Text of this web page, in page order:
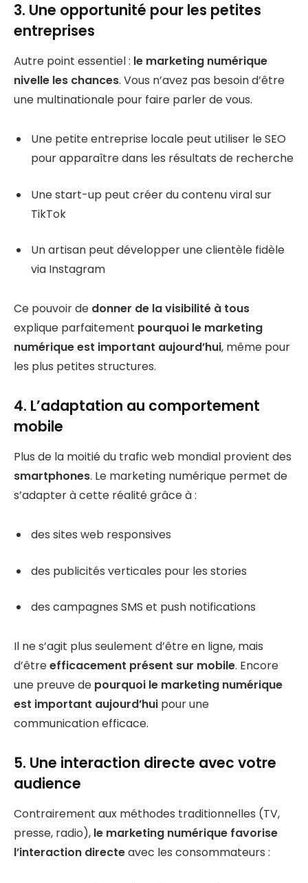
3. Une opportunité pour les petites
entreprises
Autre point essentiel : le marketing numérique
nivelle les chances. Vous n’avez pas besoin d’être
une multinationale pour faire parler de vous.
Une petite entreprise locale peut utiliser le SEO
pour apparaître dans les résultats de recherche
Une start-up peut créer du contenu viral sur
TikTok
Un artisan peut développer une clientèle fidèle
via Instagram
Ce pouvoir de donner de la visibilité à tous
explique parfaitement pourquoi le marketing
numérique est important aujourd’hui, même pour
les plus petites structures.
4. L’adaptation au comportement
mobile
Plus de la moitié du trafic web mondial provient des
smartphones. Le marketing numérique permet de
s’adapter à cette réalité grâce à :
des sites web responsives
des publicités verticales pour les stories
des campagnes SMS et push notifications
Il ne s’agit plus seulement d’être en ligne, mais
d’êtreefficacement présent sur mobile. Encore
une preuve de pourquoi le marketing numérique
est important aujourd’hui pour une
communication efficace.
5. Une interaction directe avec votre
audience
Contrairement aux méthodes traditionnelles (TV,
presse, radio), le marketing numérique favorise
l’interaction directeavec les consommateurs :